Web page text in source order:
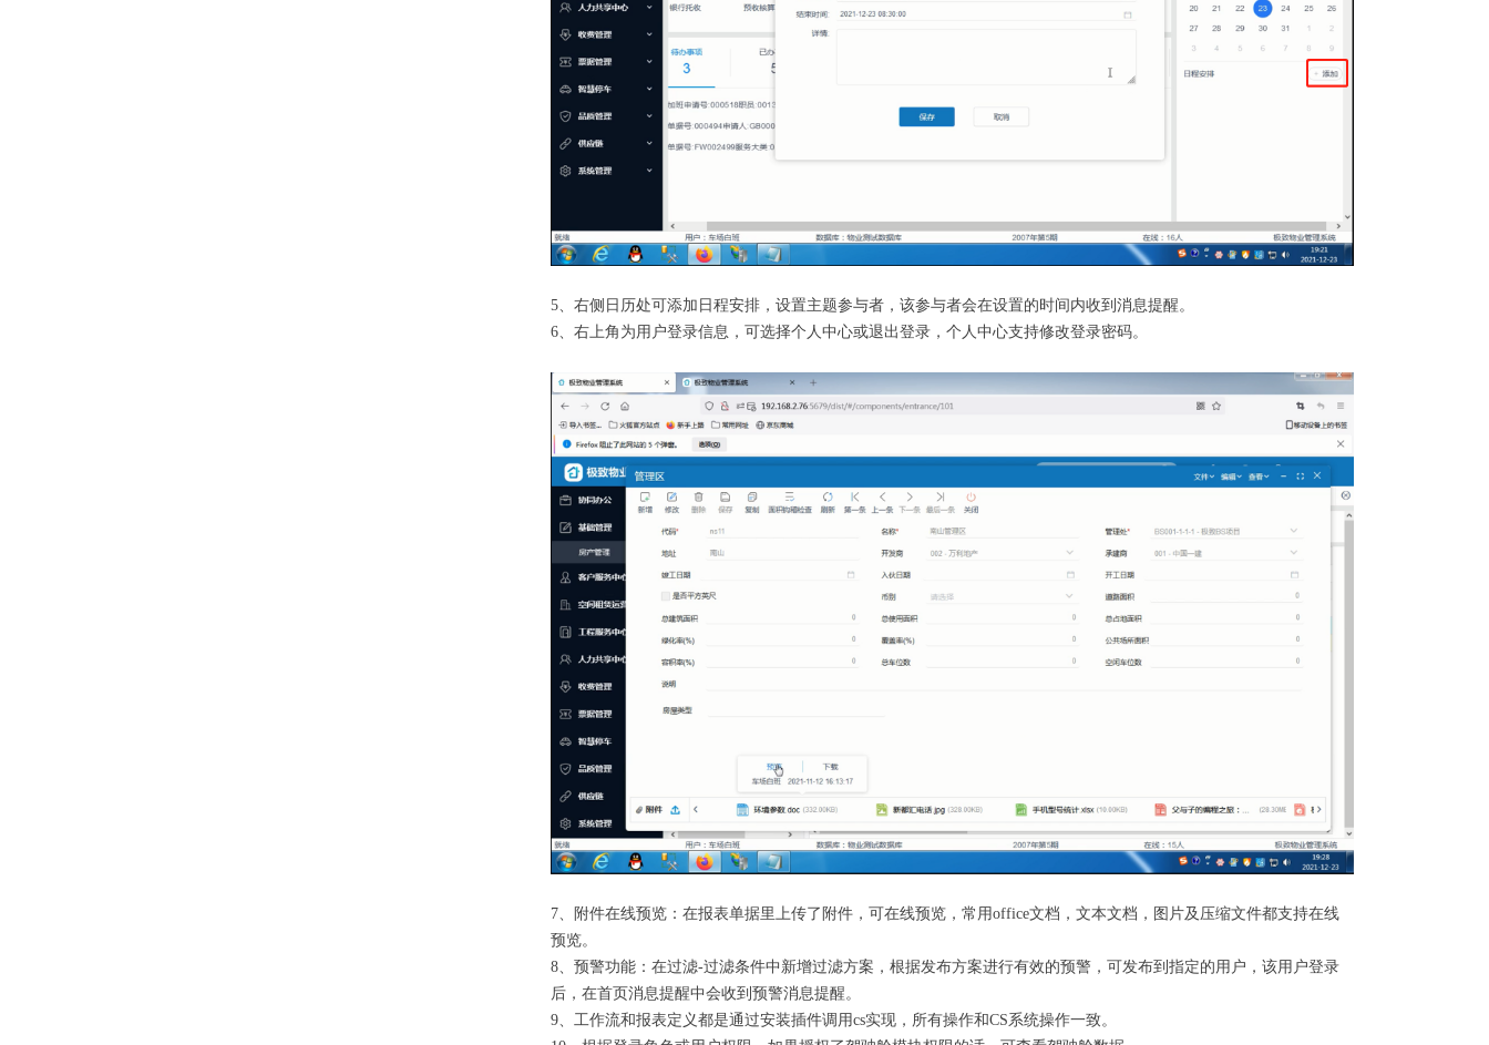
5、右侧日历处可添加日程安排，设置主题参与者，该参与者会在设置的时间内收到消息提醒。
6、右上角为用户登录信息，可选择个人中心或退出登录，个人中心支持修改登录密码。
7、附件在线预览：在报表单据里上传了附件，可在线预览，常用office文档，文本文档，图片及压缩文件都支持在线
预览。
8、预警功能：在过滤-过滤条件中新增过滤方案，根据发布方案进行有效的预警，可发布到指定的用户，该用户登录
后，在首页消息提醒中会收到预警消息提醒。
9、工作流和报表定义都是通过安装插件调用cs实现，所有操作和CS系统操作一致。